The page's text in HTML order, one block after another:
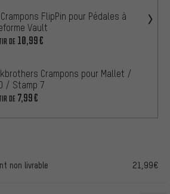
Crampons FlipPin pour Pédales à
Vault
DE 10,99€
Crampons pour Mallet /
/ Stamp 7
DE 7,99€
non livrable 21,99€